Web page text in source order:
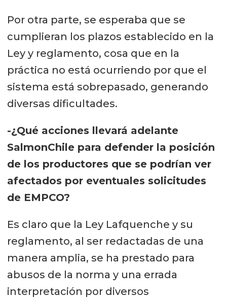
Por otra parte, se esperaba que se
cumplieran los plazos establecido en la
Ley y reglamento, cosa que en la
práctica no está ocurriendo por que el
sistema está sobrepasado, generando
diversas dificultades.
-¿Qué acciones llevará adelante
SalmonChile para defender la posición
de los productores que se podrían ver
afectados por eventuales solicitudes
de EMPCO?
Es claro que la Ley Lafquenche y su
reglamento, al ser redactadas de una
manera amplia, se ha prestado para
abusos de la norma y una errada
interpretación por diversos